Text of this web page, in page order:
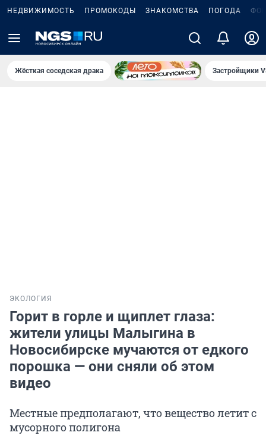
НЕДВИЖИМОСТЬ ПРОМОКОДЫ ЗНАКОМСТВА ПОГОДА
Жёсткая соседская драка Застройщики
ЭКОЛОГИЯ
Горит в горле и щиплет глаза:
жители улицы Малыгина в
Новосибирске мучаются от едкого
порошка — они сняли об этом
видео
Местные предполагают, что вещество летит с
мусорного полигона